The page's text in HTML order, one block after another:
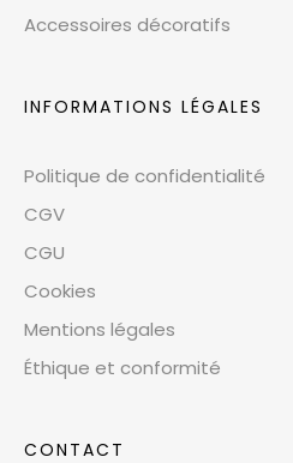
Accessoires décoratifs
INFORMATIONS LÉGALES
Politique de confidentialité
CGV
CGU
Cookies
Mentions légales
Éthique et conformité
CONTACT